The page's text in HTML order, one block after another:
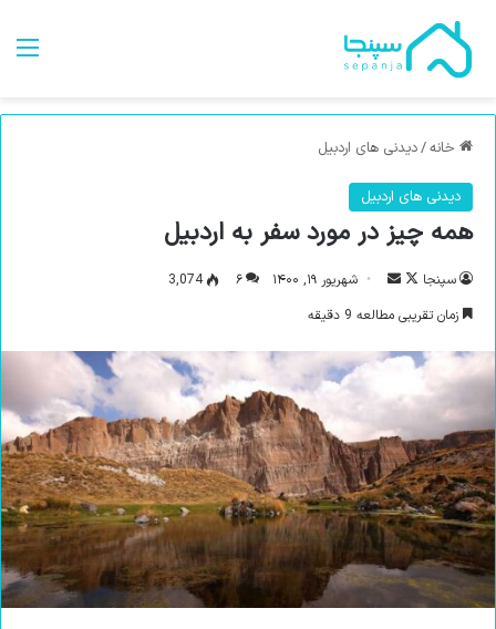
خانه/دیدنی های اردبیل
دیدنی های اردبیل
همه چیز در مورد سفر به اردبیل
سپنجا
د
ی
د
ن
ب
ا
ل
ک
ا
ه
ا
ی
م
ی
ل
شهریور ۱۹, ۱۴۰۰ ۶
3,074
زمان تقریبی مطالعه 9 دقیقه